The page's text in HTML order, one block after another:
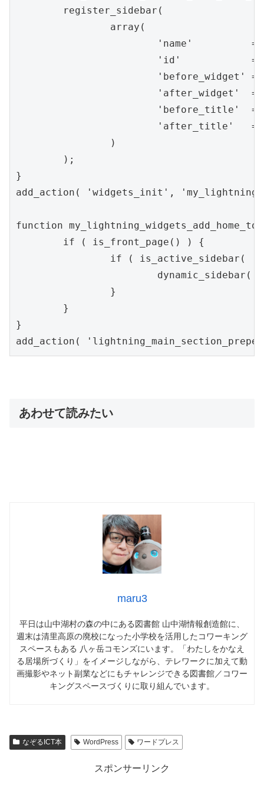
register_sidebar (
array (
'name'
=
'id'
=
'before_widget'
=
'after_widget'
=
'before_title'
=
'after_title'
=
)
) ;
}
add_action ( 'widgets_init' ,
function my_lightning_widgets_add_home_top
if
( is_front_page ( ) )
{
if
( is_active_sidebar (
dynamic_sidebar (
}
}
}
add_action (
あわせて読みたい
maru3
平日は山中湖村の森の中にある図書館 山中湖情報創造館に、
週末は清里高原の廃校になった小学校を活用したコワーキング
スペースもある 八ヶ岳コモンズにいます。「わたしをかなえ
る居場所づくり」をイメージしながら、テレワークに加えて動
画撮影やネット副業などにもチャレンジできる図書館／コワー
キングスペースづくりに取り組んでいます。
なぞるICT本 WordPress ワードプレス
スポンサーリンク